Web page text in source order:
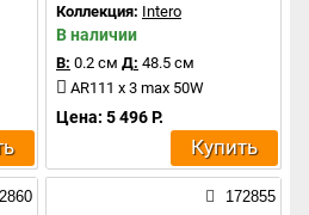
Коллекция: Intero
В наличии
В: 0.2 см Д: 48.5 см
AR111 x 3 max 50W
Цена: 5 496 Р.
Купить
172855